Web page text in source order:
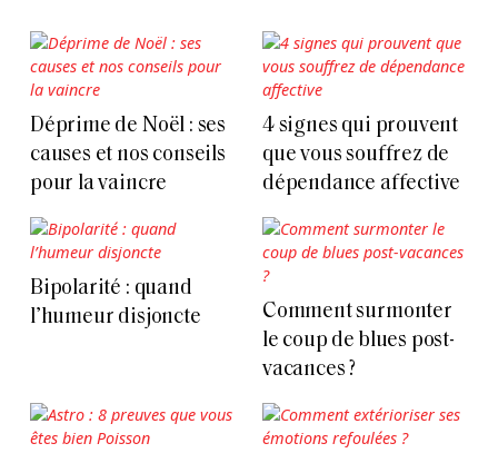
Déprime de Noël : ses
causes et nos conseils
pour la vaincre
4 signes qui prouvent
que vous souffrez de
dépendance affective
Bipolarité : quand
l’humeur disjoncte
Comment surmonter
le coup de blues post-
vacances ?